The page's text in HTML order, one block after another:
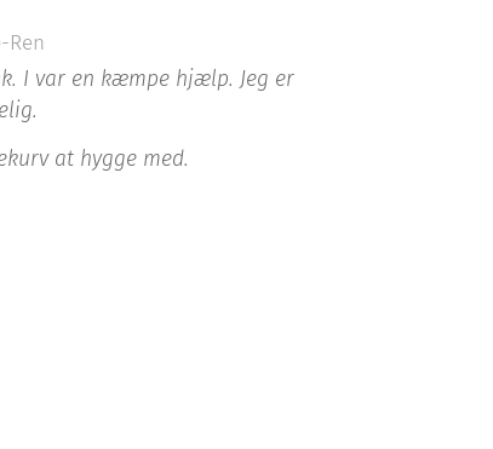
Ren
I var en kæmpe hjælp. Jeg er
at hygge med.